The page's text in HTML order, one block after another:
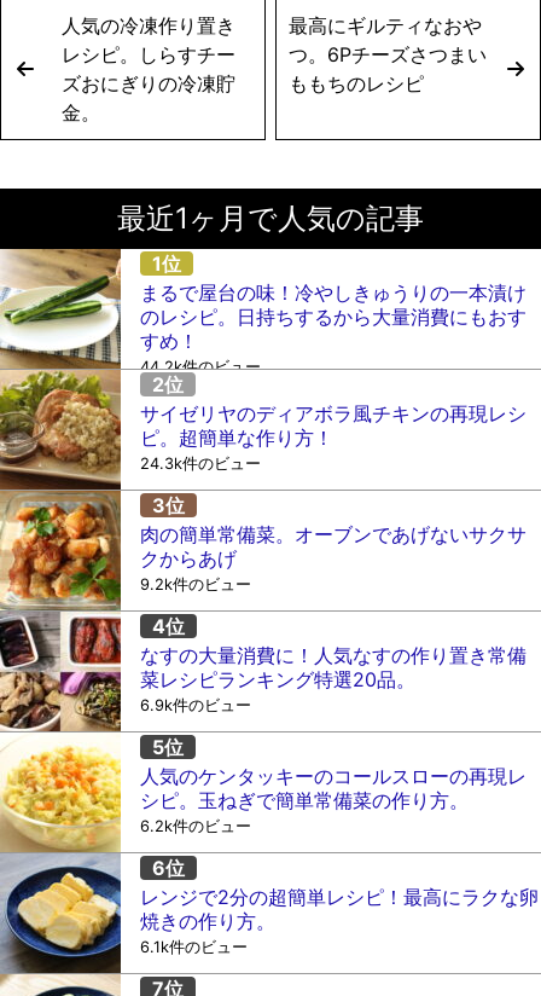
人気の冷凍作り置き
レシピ。しらすチー
ズおにぎりの冷凍貯
金。
最高にギルティなおや
つ。6Pチーズさつまい
ももちのレシピ
最近1ヶ月で人気の記事
まるで屋台の味！冷やしきゅうりの一本漬け
のレシピ。日持ちするから大量消費にもおす
すめ！
44.2k件のビュー
サイゼリヤのディアボラ風チキンの再現レシ
ピ。超簡単な作り方！
24.3k件のビュー
肉の簡単常備菜。オーブンであげないサクサ
クからあげ
9.2k件のビュー
なすの大量消費に！人気なすの作り置き常備
菜レシピランキング特選20品。
6.9k件のビュー
人気のケンタッキーのコールスローの再現レ
シピ。玉ねぎで簡単常備菜の作り方。
6.2k件のビュー
レンジで2分の超簡単レシピ！最高にラクな卵
焼きの作り方。
6.1k件のビュー